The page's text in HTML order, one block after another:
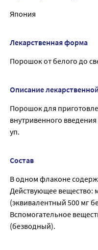
Япония
Лекарственная форма
Порошок от белого до
Описание
Порошок для
внутривенного
уп.
Состав
В одном флаконе
Действующее вещество:
(эквивалентный 500 мг
Вспомогательное
(безводный).